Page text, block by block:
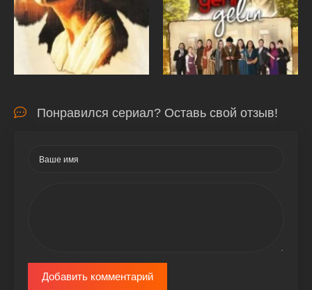
Понравился сериал? Оставь свой отзыв!
Добавить комментарий